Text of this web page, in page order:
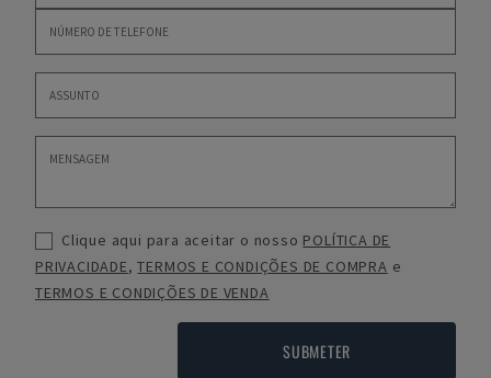
Clique aqui para aceitar o nosso POLÍTICA DE
PRIVACIDADE,TERMOS E CONDIÇÕES DE COMPRA e
TERMOS E CONDIÇÕES DE VENDA
SUBMETER